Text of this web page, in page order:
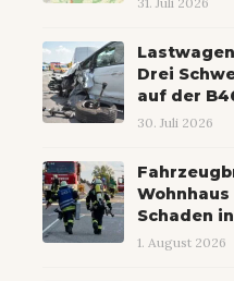
Drei
auf der
30. Juli 2026
Wohnhaus
Schaden
1. August 2026